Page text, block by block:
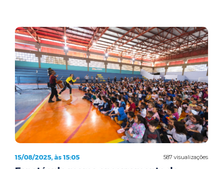
587 visualizações
15/08/2025, às 15:05